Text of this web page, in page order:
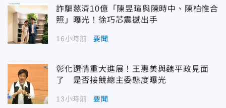
詐騙慈濟10億「陳昱瑄與陳時中、陳柏惟合
照」曝光！徐巧芯震撼出手
16小時前 要聞
彰化選情重大進展！王惠美與魏平政見面
了 是否接競總主委態度曝光
13小時前 要聞